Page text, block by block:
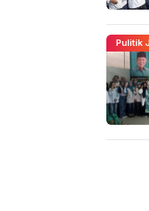
Pulitik